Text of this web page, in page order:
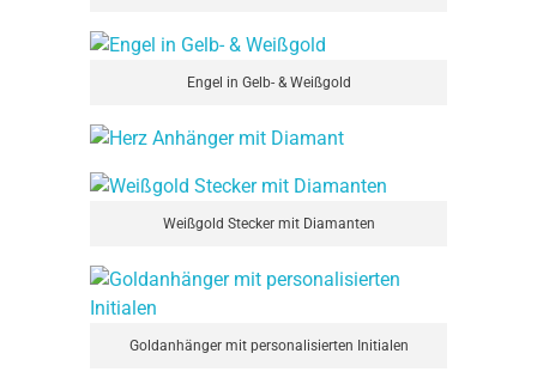
Engel in Gelb- & Weißgold
Weißgold Stecker mit Diamanten
Goldanhänger mit personalisierten Initialen